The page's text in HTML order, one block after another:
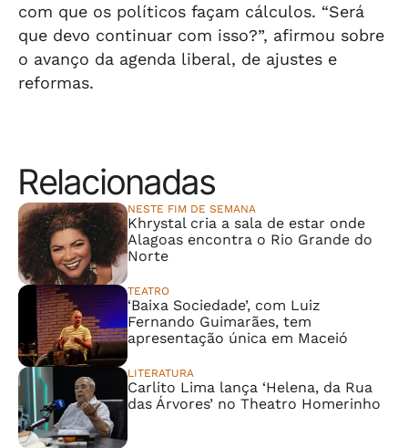
com que os políticos façam cálculos. “Será
que devo continuar com isso?”, afirmou sobre
o avanço da agenda liberal, de ajustes e
reformas.
Relacionadas
NESTE FIM DE SEMANA
Khrystal cria a sala de estar onde
Alagoas encontra o Rio Grande do
Norte
TEATRO
‘Baixa Sociedade’, com Luiz
Fernando Guimarães, tem
apresentação única em Maceió
LITERATURA
Carlito Lima lança ‘Helena, da Rua
das Árvores’ no Theatro Homerinho